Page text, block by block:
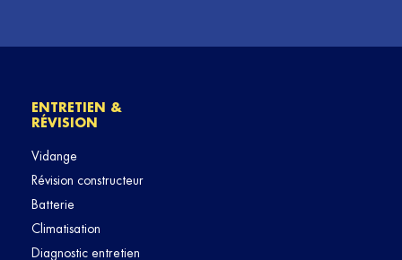
ENTRETIEN &
RÉVISION
Vidange
Révision constructeur
Batterie
Climatisation
Diagnostic entretien